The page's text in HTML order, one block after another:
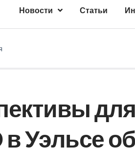
Новости Статьи
Уэльсе